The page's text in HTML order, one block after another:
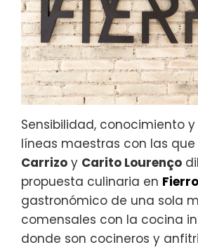
Sensibilidad, conocimiento
líneas maestras con las que
Carrizo y Carito Lourenço
propuesta culinaria en Fierro
gastronómico de una sola
comensales con la cocina
donde son cocineros y